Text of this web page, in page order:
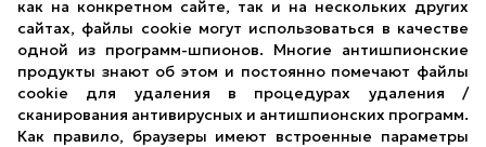
как на конкретном сайте, так и на нескольких других
сайтах, файлы cookie могут использоваться в качестве
одной из программ-шпионов. Многие антишпионские
продукты знают об этом и постоянно помечают файлы
cookie для удаления в процедурах удаления /
сканирования антивирусных и антишпионских программ.
Как правило, браузеры имеют встроенные параметры